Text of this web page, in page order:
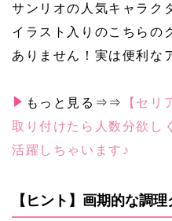
サンリオの人気キャラク
イラスト入りのこちらの
ありません！実は便利な
もっと見る⇒⇒
【セリ
取り付けたら人数分欲し
活躍しちゃいます♪
【ヒント】画期的な調